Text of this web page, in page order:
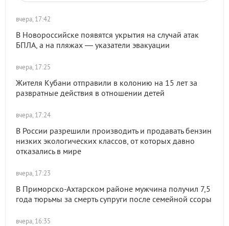
вчера, 17:42
В Новороссийске появятся укрытия на случай атак
БПЛА, а на пляжах — указатели эвакуации
вчера, 17:25
Жителя Кубани отправили в колонию на 15 лет за
развратные действия в отношении детей
вчера, 17:24
В России разрешили производить и продавать бензин
низких экологических классов, от которых давно
отказались в мире
вчера, 17:23
В Приморско-Ахтарском районе мужчина получил 7,5
года тюрьмы за смерть супруги после семейной ссоры
вчера, 16:35